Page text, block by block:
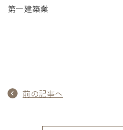
第一建築業
前の記事へ